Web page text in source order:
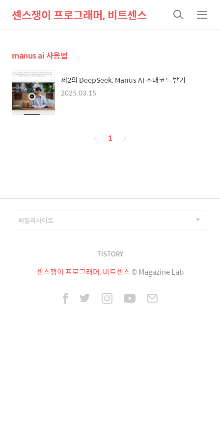
센스쟁이 프로그래머, 비트센스
검
색
메
뉴
manus ai 사용법
제2의 DeepSeek, Manus AI 초대코드 받기
2025.03.15
페
1
TISTORY
센스쟁이 프로그래머, 비트센스© Magazine Lab